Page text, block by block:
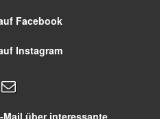
Facebook
Instagram
über interessante